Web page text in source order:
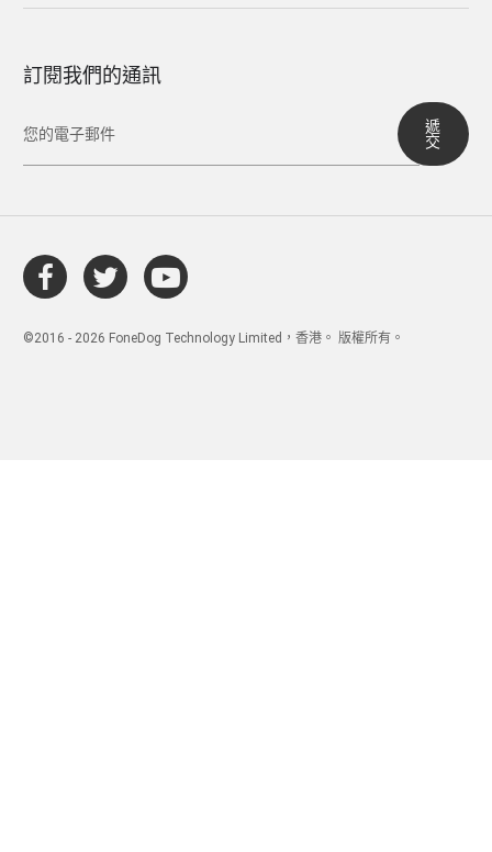
訂閱我們的通訊
遞
交
©2016 - 2026 FoneDog Technology Limited，香港。 版權所有。